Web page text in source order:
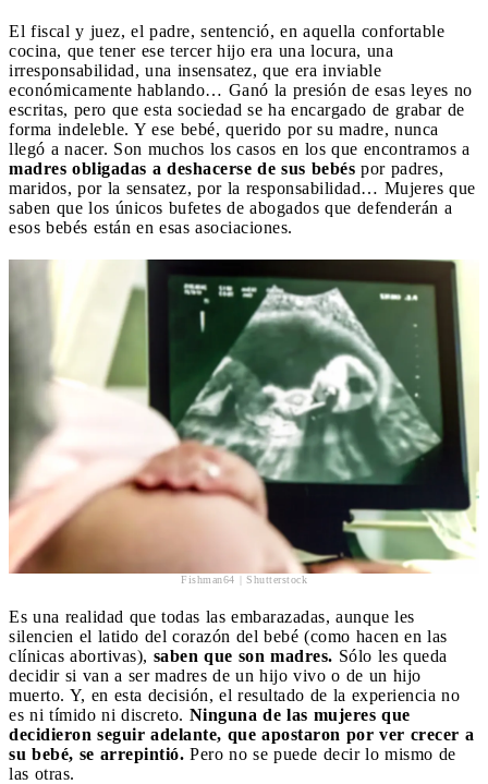
El fiscal y juez, el padre, sentenció, en aquella confortable
cocina, que tener ese tercer hijo era una locura, una
irresponsabilidad, una insensatez, que era inviable
económicamente hablando… Ganó la presión de esas leyes no
escritas, pero que esta sociedad se ha encargado de grabar de
forma indeleble. Y ese bebé, querido por su madre, nunca
llegó a nacer. Son muchos los casos en los que encontramos a
madres obligadas a deshacerse de sus bebés por padres,
maridos, por la sensatez, por la responsabilidad… Mujeres que
saben que los únicos bufetes de abogados que defenderán a
esos bebés están en esas asociaciones.
Fishman64 | Shutterstock
Es una realidad que todas las embarazadas, aunque les
silencien el latido del corazón del bebé (como hacen en las
clínicas abortivas), saben que son madres. Sólo les queda
decidir si van a ser madres de un hijo vivo o de un hijo
muerto. Y, en esta decisión, el resultado de la experiencia no
es ni tímido ni discreto. Ninguna de las mujeres que
decidieron seguir adelante, que apostaron por ver crecer a
su bebé, se arrepintió. Pero no se puede decir lo mismo de
las otras.